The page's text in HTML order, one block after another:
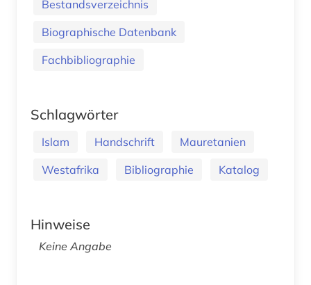
Bestandsverzeichnis
Biographische Datenbank
Fachbibliographie
Schlagwörter
Islam Handschrift
Mauretanien
Westafrika
Bibliographie Katalog
Hinweise
Keine Angabe